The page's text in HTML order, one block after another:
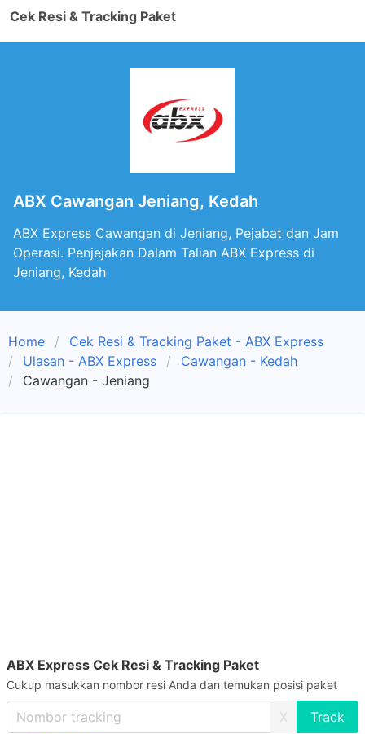
Cek Resi & Tracking Paket
ABX Cawangan Jeniang, Kedah
ABX Express Cawangan di Jeniang, Pejabat dan Jam
Operasi. Penjejakan Dalam Talian ABX Express di
Jeniang, Kedah
Home
Cek Resi & Tracking Paket - ABX Express
Ulasan - ABX Express
Cawangan - Kedah
Cawangan - Jeniang
ABX Express Cek Resi & Tracking Paket
Cukup masukkan nombor resi Anda dan temukan posisi paket
X